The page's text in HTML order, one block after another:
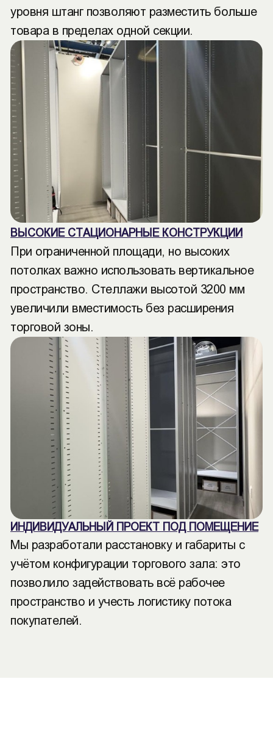
уровня штанг позволяют разместить больше
товара в пределах одной секции.
ВЫСОКИЕ СТАЦИОНАРНЫЕ КОНСТРУКЦИИ
При ограниченной площади, но высоких
потолках важно использовать вертикальное
пространство. Стеллажи высотой 3200 мм
увеличили вместимость без расширения
торговой зоны.
ИНДИВИДУАЛЬНЫЙ ПРОЕКТ ПОД ПОМЕЩЕНИЕ
Мы разработали расстановку и габариты с
учётом конфигурации торгового зала: это
позволило задействовать всё рабочее
пространство и учесть логистику потока
покупателей.